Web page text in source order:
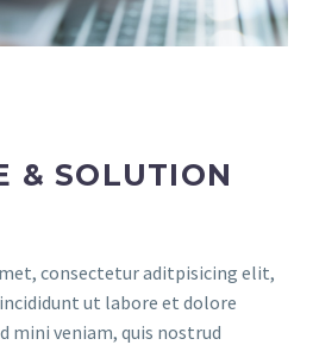
& SOLUTION
consectetur aditpisicing elit,
ut labore et dolore
mini veniam, quis nostrud